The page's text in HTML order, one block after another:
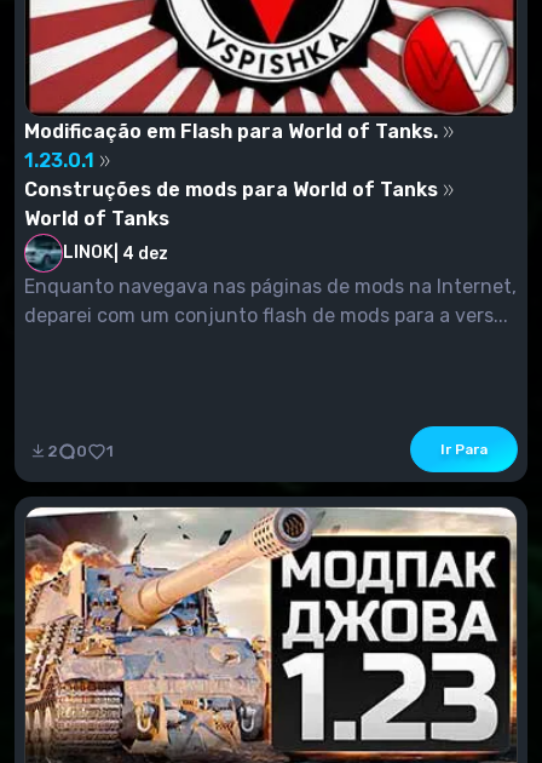
Modificação em Flash para World of Tanks.
1.23.0.1
Construções de mods para World of Tanks
World of Tanks
LINOK 4 dez
Enquanto navegava nas páginas de mods na Internet,
deparei com um conjunto flash de mods para a vers...
2 0 1 Ir Para